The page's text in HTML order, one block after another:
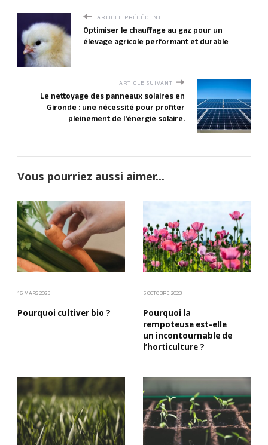
ARTICLE PRÉCÉDENT
Optimiser le chauffage au gaz pour un
élevage agricole performant et durable
ARTICLE SUIVANT
Le nettoyage des panneaux solaires en
Gironde : une nécessité pour profiter
pleinement de l'énergie solaire.
Vous pourriez aussi aimer...
16 MARS 2023
Pourquoi cultiver bio ?
5 OCTOBRE 2023
Pourquoi la
rempoteuse est-elle
un incontournable de
l’horticulture ?